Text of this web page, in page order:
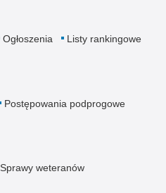
Ogłoszenia
Listy rankingowe
Postępowania podprogowe
Sprawy weteranów